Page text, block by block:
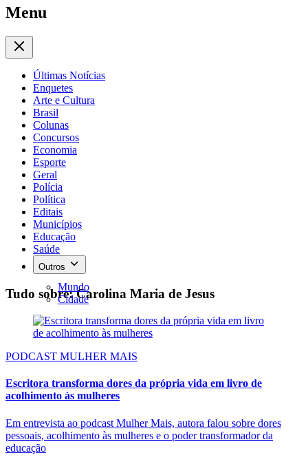
Menu
Últimas Notícias
Enquetes
Arte e Cultura
Brasil
Colunas
Concursos
Economia
Esporte
Geral
Polícia
Política
Editais
Municípios
Educação
Saúde
Outros
Mundo
Cidade
Tudo sobre: Carolina Maria de Jesus
PODCAST MULHER MAIS
Escritora transforma dores da própria vida em livro de
acolhimento às mulheres
Em entrevista ao podcast Mulher Mais, autora falou sobre dores
pessoais, acolhimento às mulheres e o poder transformador da
educação